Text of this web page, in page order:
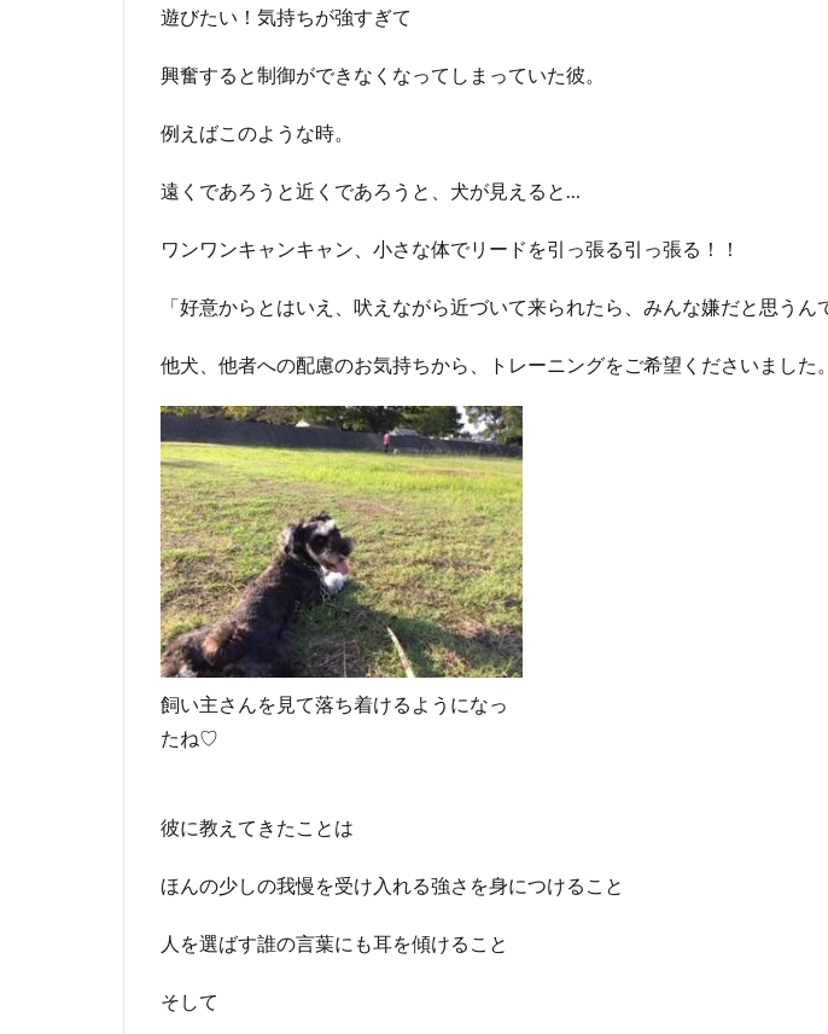
遊びたい！気持ちが強すぎて
興奮すると制御ができなくなってしまっていた彼。
例えばこのような時。
遠くであろうと近くであろうと、犬が見えると…
ワンワンキャンキャン、小さな体でリードを引っ張る引っ張る！！
「好意からとはいえ、吠えながら近づいて来られたら、みんな嫌だと思うん
他犬、他者への配慮のお気持ちから、トレーニングをご希望くださいました。
飼い主さんを見て落ち着けるようになっ
たね♡
彼に教えてきたことは
ほんの少しの我慢を受け入れる強さを身につけること
人を選ばす誰の言葉にも耳を傾けること
そして